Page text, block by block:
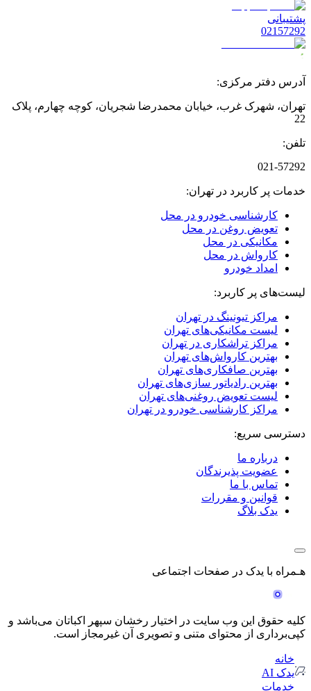
پشتیبانی
02157292
آدرس دفتر مرکزی:
تهران، شهرک غرب، خیابان محمدرضا شجریان، کوچه چهارم، پلاک
22
تلفن:
021-57292
خدمات پر کاربرد در تهران:
کارشناسی خودرو در محل
تعویض روغن در محل
مکانیکی در محل
کارواش در محل
امداد خودرو
لیست‌های پر کاربرد:
مراکز تیونینگ در تهران
لیست مکانیکی‌های تهران
مراکز تراشکاری در تهران
بهترین کارواش‌های تهران
بهترین صافکاری‌های تهران
بهترین رادیاتور سازی‌های تهران
لیست تعویض روغنی‌های تهران
مراکز کارشناسی خودرو در تهران
دسترسی سریع:
درباره ما
عضویت پذیرندگان
تماس با ما
قوانین و مقررات
یدک بلاگ
هـمراه با یدک در صفحات اجتماعی
کلیه حقوق این وب سایت در اختیار رخشان سپهر اکباتان می‌باشد و
کپی‌برداری از محتوای متنی و تصویری آن غیرمجاز است.
خانه
یدک AI
خدمات